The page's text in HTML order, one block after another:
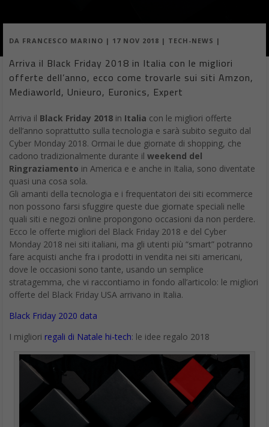
DA FRANCESCO MARINO | 17 NOV 2018 | TECH-NEWS |
Arriva il Black Friday 2018 in Italia con le migliori
offerte dell’anno, ecco come trovarle sui siti Amzon,
Mediaworld, Unieuro, Euronics, Expert
Arriva il Black Friday 2018 in Italia con le migliori offerte
dell’anno soprattutto sulla tecnologia e sarà subito seguito dal
Cyber Monday 2018. Ormai le due giornate di shopping, che
cadono tradizionalmente durante il weekend del
Ringraziamento in America e e anche in Italia, sono diventate
quasi una cosa sola.
Gli amanti della tecnologia e i frequentatori dei siti ecommerce
non possono farsi sfuggire queste due giornate speciali nelle
quali siti e negozi online propongono occasioni da non perdere.
Ecco le offerte migliori del Black Friday 2018 e del Cyber
Monday 2018 nei siti italiani, ma gli utenti più “smart” potranno
fare acquisti anche fra i prodotti in vendita nei siti americani,
dove le occasioni sono tante, usando un semplice
stratagemma, che vi raccontiamo in fondo all’articolo: le migliori
offerte del Black Friday USA arrivano in Italia.
Black Friday 2020 data
I migliori regali di Natale hi-tech: le idee regalo 2018